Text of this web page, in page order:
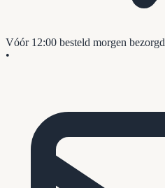
Vóór 12:00 besteld morgen bezorgd
•